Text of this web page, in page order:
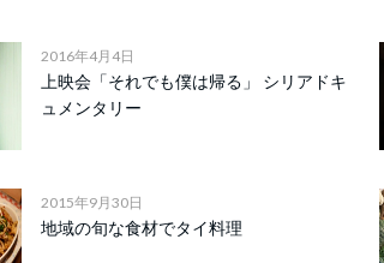
2016年4月4日
上映会「それでも僕は帰る」 シリアドキ
ュメンタリー
2015年9月30日
地域の旬な食材でタイ料理